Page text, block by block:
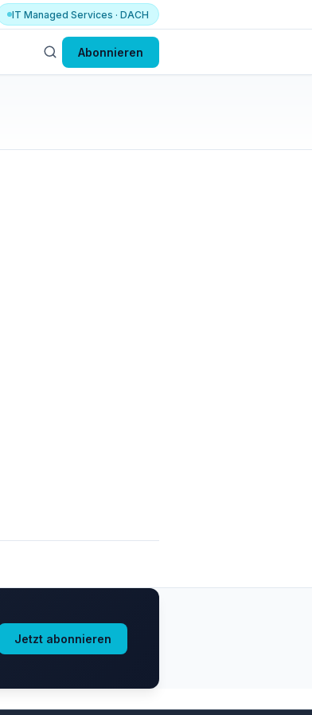
IT Managed Services · DACH
Abonnieren
Jetzt abonnieren